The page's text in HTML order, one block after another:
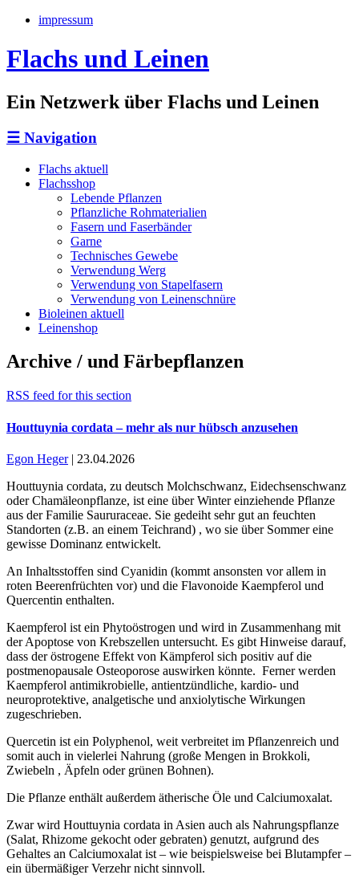
impressum
Flachs und Leinen
Ein Netzwerk über Flachs und Leinen
☰ Navigation
Flachs aktuell
Flachsshop
Lebende Pflanzen
Pflanzliche Rohmaterialien
Fasern und Faserbänder
Garne
Technisches Gewebe
Verwendung Werg
Verwendung von Stapelfasern
Verwendung von Leinenschnüre
Bioleinen aktuell
Leinenshop
Archive / und Färbepflanzen
RSS feed for this section
Houttuynia cordata – mehr als nur hübsch anzusehen
Egon Heger| 23.04.2026
Houttuynia cordata, zu deutsch Molchschwanz, Eidechsenschwanz
oder Chamäleonpflanze, ist eine über Winter einziehende Pflanze
aus der Familie Saururaceae. Sie gedeiht sehr gut an feuchten
Standorten (z.B. an einem Teichrand) , wo sie über Sommer eine
gewisse Dominanz entwickelt.
An Inhaltsstoffen sind Cyanidin (kommt ansonsten vor allem in
roten Beerenfrüchten vor) und die Flavonoide Kaempferol und
Quercentin enthalten.
Kaempferol ist ein Phytoöstrogen und wird in Zusammenhang mit
der Apoptose von Krebszellen untersucht. Es gibt Hinweise darauf,
dass der östrogene Effekt von Kämpferol sich positiv auf die
postmenopausale Osteoporose auswirken könnte. Ferner werden
Kaempferol antimikrobielle, antientzündliche, kardio- und
neuroprotektive, analgetische und anxiolytische Wirkungen
zugeschrieben.
Quercetin ist ein Polyphenol, weit verbreitet im Pflanzenreich und
somit auch in vielerlei Nahrung (große Mengen in Brokkoli,
Zwiebeln , Äpfeln oder grünen Bohnen).
Die Pflanze enthält außerdem ätherische Öle und Calciumoxalat.
Zwar wird Houttuynia cordata in Asien auch als Nahrungspflanze
(Salat, Rhizome gekocht oder gebraten) genutzt, aufgrund des
Gehaltes an Calciumoxalat ist – wie beispielsweise bei Blutampfer –
ein übermäßiger Verzehr nicht sinnvoll.